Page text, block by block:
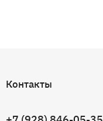
Контакты